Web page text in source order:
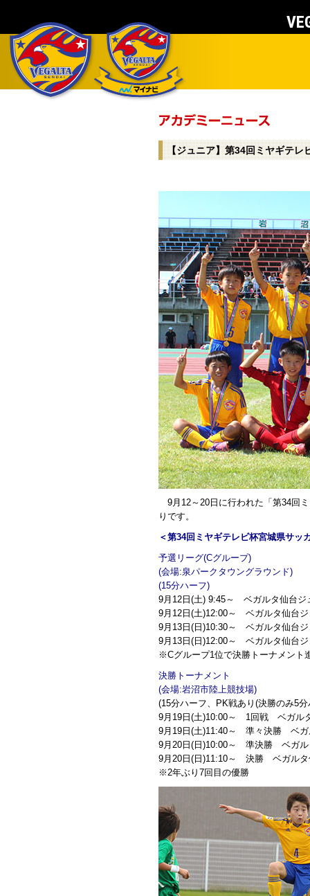
【ジュニア】第34回ミヤギテレ
9月12～20日に行われた「第34回
りです。
＜第34回ミヤギテレビ杯宮城県サッ
予選リーグ(Cグループ)
(会場:泉パークタウングラウンド)
(15分ハーフ)
9月12日(土) 9:45～ ベガルタ仙台ジ
9月12日(土)12:00～ ベガルタ仙台
9月13日(日)10:30～ ベガルタ仙台
9月13日(日)12:00～ ベガルタ仙台ジ
※Cグループ1位で決勝トーナメント
決勝トーナメント
(会場:岩沼市陸上競技場)
(15分ハーフ、PK戦あり(決勝のみ5
9月19日(土)10:00～ 1回戦 ベガル
9月19日(土)11:40～ 準々決勝 ベガ
9月20日(日)10:00～ 準決勝 ベガル
9月20日(日)11:10～ 決勝 ベガルタ
※2年ぶり7回目の優勝